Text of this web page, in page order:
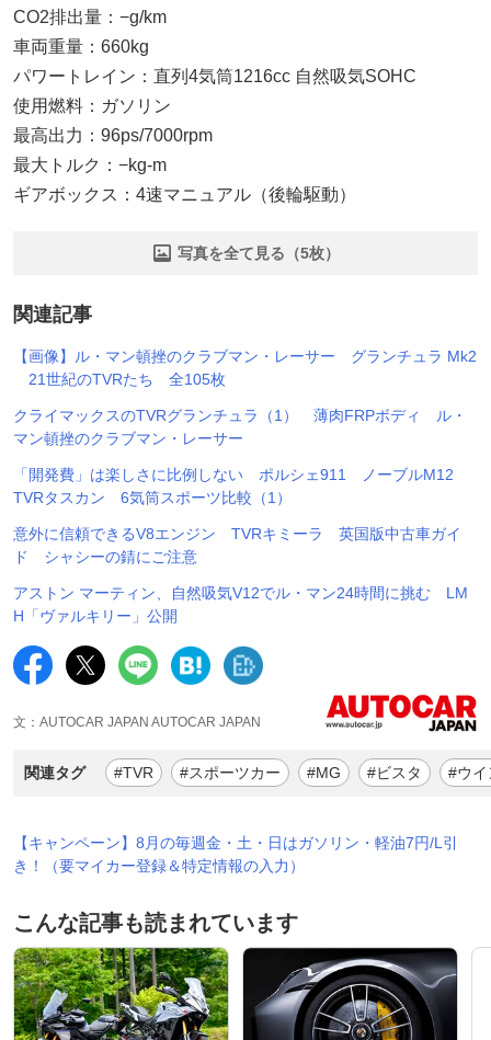
CO2排出量：−g/km
車両重量：660kg
パワートレイン：直列4気筒1216cc 自然吸気SOHC
使用燃料：ガソリン
最高出力：96ps/7000rpm
最大トルク：−kg-m
ギアボックス：4速マニュアル（後輪駆動）
写真を全て見る（5枚）
関連記事
【画像】ル・マン頓挫のクラブマン・レーサー グランチュラ Mk2
21世紀のTVRたち 全105枚
クライマックスのTVRグランチュラ（1） 薄肉FRPボディ ル・
マン頓挫のクラブマン・レーサー
「開発費」は楽しさに比例しない ポルシェ911 ノーブルM12
TVRタスカン 6気筒スポーツ比較（1）
意外に信頼できるV8エンジン TVRキミーラ 英国版中古車ガイ
ド シャシーの錆にご注意
アストン マーティン、自然吸気V12でル・マン24時間に挑む LM
H「ヴァルキリー」公開
文：AUTOCAR JAPAN AUTOCAR JAPAN
関連タグ #TVR #スポーツカー #MG #ビスタ #ウイ
【キャンペーン】8月の毎週金・土・日はガソリン・軽油7円/L引
き！（要マイカー登録＆特定情報の入力）
こんな記事も読まれています